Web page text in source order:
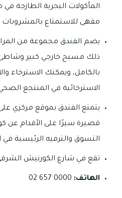
المأكولات البحرية الطازجة
مقهى للاستمتاع بالمشروبات
يضم الفندق مجموعة من
ذلك مسبح خارجي كبير
بالكامل، ويمكنك الاسترخاء
الاسترخائية في المنتجع
يتمتع الفندق بموقع مركزي
قصيرة سيرًا على الأقدام عن
التسوق والترفيه الرئيسية في
تقع في شارع الكورنيش
الهاتف: